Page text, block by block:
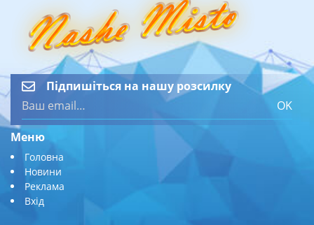
Підпишіться на нашу розсилку
OK
Меню
Головна
Новини
Реклама
Вхід